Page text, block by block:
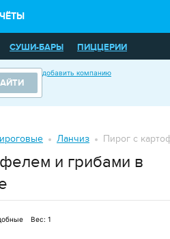
СУШИ-БАРЫ ПИЦЦЕРИИ
БУРГЕРНЫЕ ПЕКАРНИ
МУЗЕИ
добавить компанию
Ланчиз Пирог с
и грибами в
Вес: 1